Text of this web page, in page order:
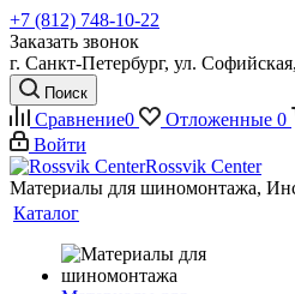
+7 (812) 748-10-22
Заказать звонок
г. Санкт-Петербург, ул.
Поиск
Сравнение0 Отложенные 0
Войти
Rossvik Center
Материалы для шиномонтажа,
Каталог